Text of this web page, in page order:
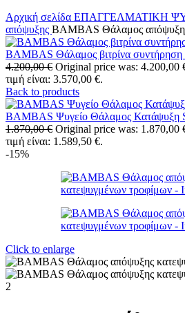
Αρχική σελίδα ΕΠΑΓΓΕΛΜΑΤΙΚΗ
απόψυξης BAMBAS Θάλαμος
BAMBAS Θάλαμος βιτρίνα συντήρηση
4.200,00€ Original price was: 4.200,00
τιμή είναι: 3.570,00 €.
Back to products
BAMBAS Ψυγείο Θάλαμος Κατάψυξη
1.870,00€ Original price was: 1.870,00
τιμή είναι: 1.589,50 €.
-15%
Click to enlarge